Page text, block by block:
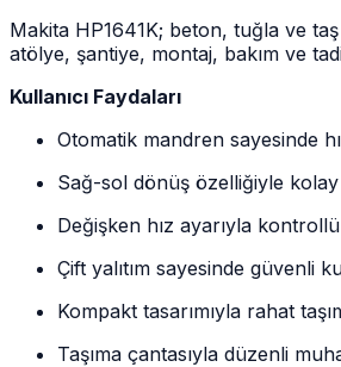
Makita HP1641K; beton, tuğla ve
atölye, şantiye, montaj, bakım ve
Kullanıcı Faydaları
Otomatik mandren sayesinde
Sağ-sol dönüş özelliğiyle
Değişken hız ayarıyla
Çift yalıtım sayesinde güvenli
Kompakt tasarımıyla rahat
Taşıma çantasıyla düzenli